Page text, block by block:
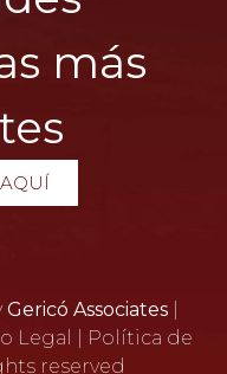
más
Gericó Associates
Legal
Política de
reserved